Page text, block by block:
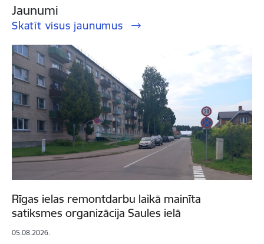
Jaunumi
Skatīt visus jaunumus
Rīgas ielas remontdarbu laikā mainīta
satiksmes organizācija Saules ielā
05.08.2026.